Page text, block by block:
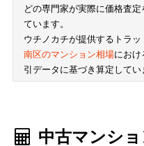
どの専門家が実際に価格査
ています。
ウチノカチが提供するトラ
南区のマンション相場にお
引データに基づき算定してい
中古マンシ